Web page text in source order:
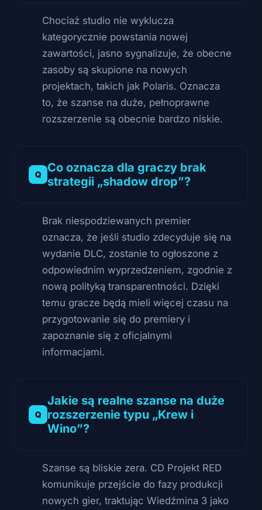
Chociaż studio nie wyklucza
kategorycznie powstania nowej
zawartości, jasno sygnalizuje, że obecne
zasoby są skupione na nowych
projektach, takich jak Polaris. Oznacza
to, że szanse na duże, pełnoprawne
rozszerzenie są obecnie bardzo niskie.
Co oznacza dla graczy brak
strategii „shadow drop”?
Brak niespodziewanych premier
oznacza, że jeśli studio zdecyduje się na
wydanie DLC, zostanie to ogłoszone z
odpowiednim wyprzedzeniem, zgodnie z
nową polityką transparentności. Dzięki
temu gracze będą mieli więcej czasu na
przygotowanie się do premiery i
zapoznanie się z oficjalnymi
informacjami.
Jakie są realne szanse na duże
rozszerzenie typu „Krew i
Wino”?
Szanse są bliskie zera. CD Projekt RED
komunikuje przejście do fazy produkcji
nowych gier, traktując Wiedźmina 3 jako